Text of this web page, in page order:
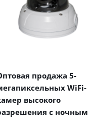
продажа 5-
WiFi-
высокого
с ночным